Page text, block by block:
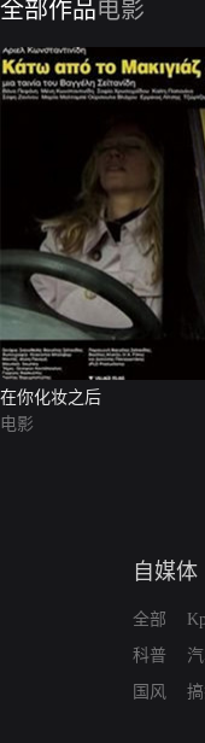
全部作品电影
在你化妆之后
电影
自媒体
全部
科普
国风